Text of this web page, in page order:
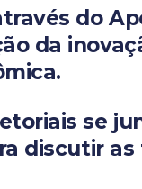
do
da
se
discutir